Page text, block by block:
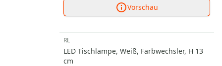
Vorschau
RL
LED Tischlampe, Weiß, Farbwechsler, H 13
cm